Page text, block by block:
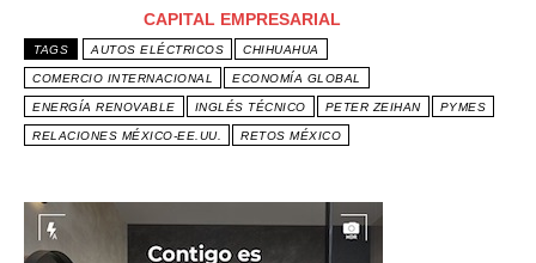
CAPITAL EMPRESARIAL
TAGS AUTOS ELÉCTRICOS CHIHUAHUA
COMERCIO INTERNACIONAL ECONOMÍA GLOBAL
ENERGÍA RENOVABLE INGLÉS TÉCNICO PETER ZEIHAN PYMES
RELACIONES MÉXICO-EE.UU. RETOS MÉXICO